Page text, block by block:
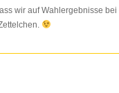
wir auf Wahlergebnisse